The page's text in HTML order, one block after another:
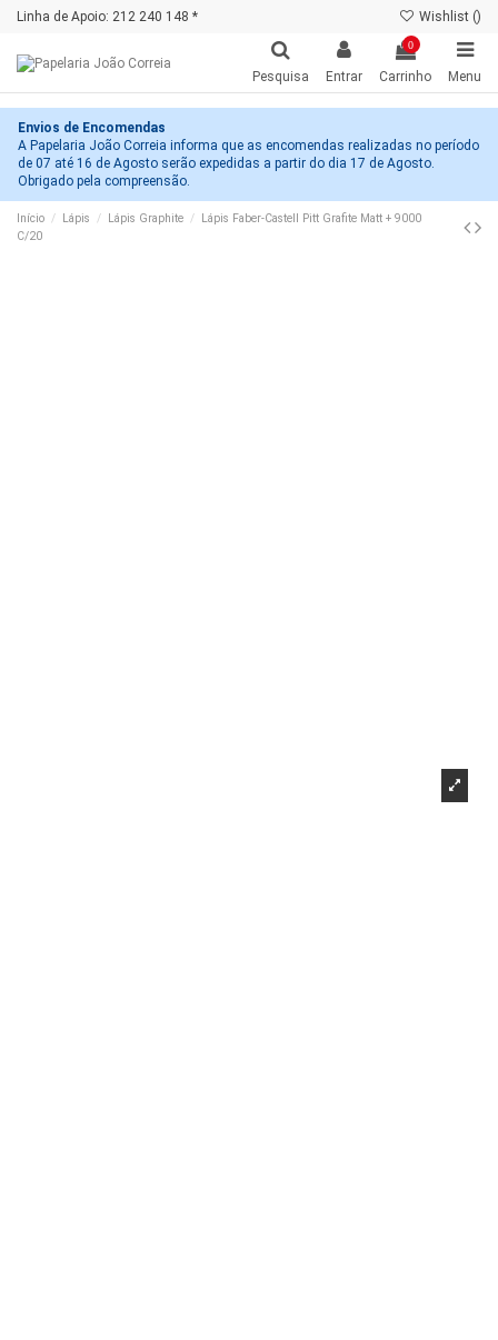
Linha de Apoio: 212 240 148 * Wishlist ()
Pesquisa Entrar
0
Carrinho Menu
Envios de Encomendas
A Papelaria João Correia informa que as encomendas realizadas no período
de 07 até 16 de Agosto serão expedidas a partir do dia 17 de Agosto.
Obrigado pela compreensão.
Início Lápis Lápis Graphite
Lápis Faber-Castell Pitt Grafite Matt + 9000
C/20